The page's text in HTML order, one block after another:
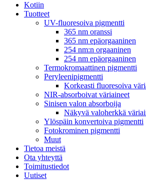
Kotiin
Tuotteet
UV-fluoresoiva pigmentti
365 nm oranssi
365 nm epäorgaaninen
254 nm:n orgaaninen
254 nm epäorgaaninen
Termokromaattinen pigmentti
Peryleenipigmentti
Korkeasti fluoresoiva
NIR-absorboivat väriaineet
Sinisen valon absorboija
Näkyvä valoherkkä
Ylöspäin konvertoiva pigmentti
Fotokrominen pigmentti
Muut
Tietoa meistä
Ota yhteyttä
Toimitustiedot
Uutiset